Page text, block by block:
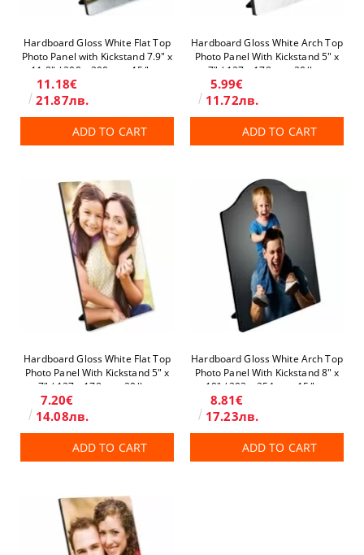
Hardboard Gloss White Flat Top
Photo Panel with Kickstand 7.9" x
11.8" / 200 x 300 mm 15/box
11.18€
21.87лв.
ADD TO CART
Hardboard Gloss White Arch Top
Photo Panel With Kickstand 5" x
7" / 127 x 178 mm 20/box
5.99€
11.72лв.
ADD TO CART
Hardboard Gloss White Flat Top
Photo Panel With Kickstand 5" x
7" / 127 x 178 mm 20/box
7.20€
14.08лв.
ADD TO CART
Hardboard Gloss White Arch Top
Photo Panel With Kickstand 8" x
10" / 203 x 254 mm 15/box
8.81€
17.23лв.
ADD TO CART